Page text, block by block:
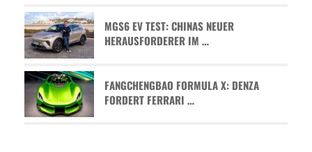
MGS6 EV TEST: CHINAS NEUER
HERAUSFORDERER IM …
FANGCHENGBAO FORMULA X: DENZA
FORDERT FERRARI …